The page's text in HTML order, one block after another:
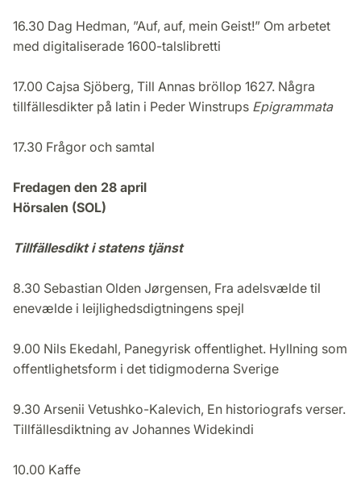
16.30 Dag Hedman, ”Auf, auf, mein Geist!” Om arbetet
med digitaliserade 1600-talslibretti
17.00 Cajsa Sjöberg, Till Annas bröllop 1627. Några
tillfällesdikter på latin i Peder Winstrups Epigrammata
17.30 Frågor och samtal
Fredagen den 28 april
Hörsalen (SOL)
Tillfällesdikt i statens tjänst
8.30 Sebastian Olden Jørgensen, Fra adelsvælde til
enevælde i leijlighedsdigtningens spejl
9.00 Nils Ekedahl, Panegyrisk offentlighet. Hyllning som
offentlighetsform i det tidigmoderna Sverige
9.30 Arsenii Vetushko-Kalevich, En historiografs verser.
Tillfällesdiktning av Johannes Widekindi
10.00 Kaffe